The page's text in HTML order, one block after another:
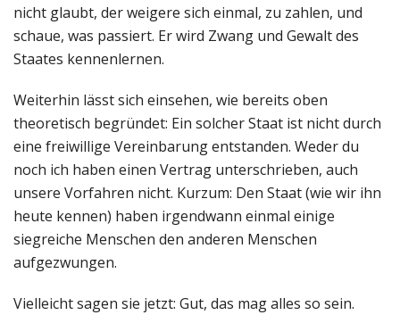
nicht glaubt, der weigere sich einmal, zu zahlen, und
schaue, was passiert. Er wird Zwang und Gewalt des
Staates kennenlernen.
Weiterhin lässt sich einsehen, wie bereits oben
theoretisch begründet: Ein solcher Staat ist nicht durch
eine freiwillige Vereinbarung entstanden. Weder du
noch ich haben einen Vertrag unterschrieben, auch
unsere Vorfahren nicht. Kurzum: Den Staat (wie wir ihn
heute kennen) haben irgendwann einmal einige
siegreiche Menschen den anderen Menschen
aufgezwungen.
Vielleicht sagen sie jetzt: Gut, das mag alles so sein.